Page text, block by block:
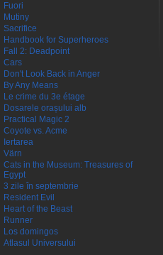
Fuori
Mutiny
Sacrifice
Handbook for Superheroes
Fall 2: Deadpoint
Cars
Don't Look Back in Anger
By Any Means
Le crime du 3e étage
Dosarele orașului alb
Practical Magic 2
Coyote vs. Acme
Iertarea
Värn
Cats in the Museum: Treasures of
Egypt
3 zile în septembrie
Resident Evil
Heart of the Beast
Runner
Los domingos
Atlasul Universului